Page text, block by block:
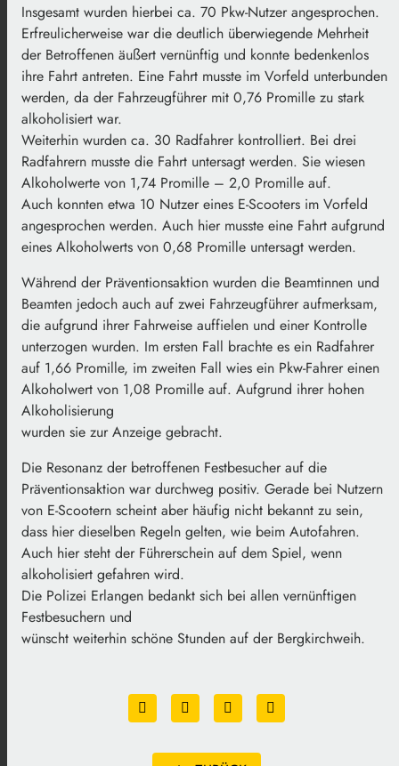
Insgesamt wurden hierbei ca. 70 Pkw-Nutzer angesprochen.
Erfreulicherweise war die deutlich überwiegende Mehrheit
der Betroffenen äußert vernünftig und konnte bedenkenlos
ihre Fahrt antreten. Eine Fahrt musste im Vorfeld unterbunden
werden, da der Fahrzeugführer mit 0,76 Promille zu stark
alkoholisiert war.
Weiterhin wurden ca. 30 Radfahrer kontrolliert. Bei drei
Radfahrern musste die Fahrt untersagt werden. Sie wiesen
Alkoholwerte von 1,74 Promille – 2,0 Promille auf.
Auch konnten etwa 10 Nutzer eines E-Scooters im Vorfeld
angesprochen werden. Auch hier musste eine Fahrt aufgrund
eines Alkoholwerts von 0,68 Promille untersagt werden.
Während der Präventionsaktion wurden die Beamtinnen und
Beamten jedoch auch auf zwei Fahrzeugführer aufmerksam,
die aufgrund ihrer Fahrweise auffielen und einer Kontrolle
unterzogen wurden. Im ersten Fall brachte es ein Radfahrer
auf 1,66 Promille, im zweiten Fall wies ein Pkw-Fahrer einen
Alkoholwert von 1,08 Promille auf. Aufgrund ihrer hohen
Alkoholisierung
wurden sie zur Anzeige gebracht.
Die Resonanz der betroffenen Festbesucher auf die
Präventionsaktion war durchweg positiv. Gerade bei Nutzern
von E-Scootern scheint aber häufig nicht bekannt zu sein,
dass hier dieselben Regeln gelten, wie beim Autofahren.
Auch hier steht der Führerschein auf dem Spiel, wenn
alkoholisiert gefahren wird.
Die Polizei Erlangen bedankt sich bei allen vernünftigen
Festbesuchern und
wünscht weiterhin schöne Stunden auf der Bergkirchweih.